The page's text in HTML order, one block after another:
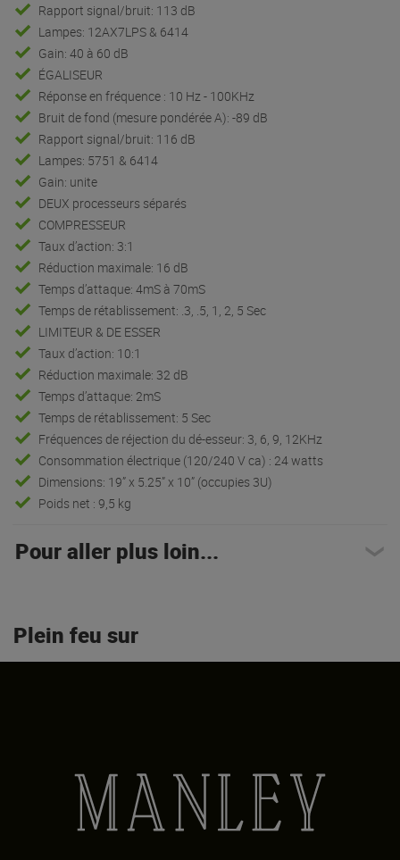
Rapport signal/bruit: 113 dB
Lampes: 12AX7LPS & 6414
Gain: 40 à 60 dB
ÉGALISEUR
Réponse en fréquence : 10 Hz - 100KHz
Bruit de fond (mesure pondérée A): -89 dB
Rapport signal/bruit: 116 dB
Lampes: 5751 & 6414
Gain: unite
DEUX processeurs séparés
COMPRESSEUR
Taux d’action: 3:1
Réduction maximale: 16 dB
Temps d’attaque: 4mS à 70mS
Temps de rétablissement: .3, .5, 1, 2, 5 Sec
LIMITEUR & DE ESSER
Taux d’action: 10:1
Réduction maximale: 32 dB
Temps d’attaque: 2mS
Temps de rétablissement: 5 Sec
Fréquences de réjection du dé-esseur: 3, 6, 9, 12KHz
Consommation électrique (120/240 V ca) : 24 watts
Dimensions: 19” x 5.25” x 10” (occupies 3U)
Poids net : 9,5 kg
Pour aller plus loin...
Plein feu sur